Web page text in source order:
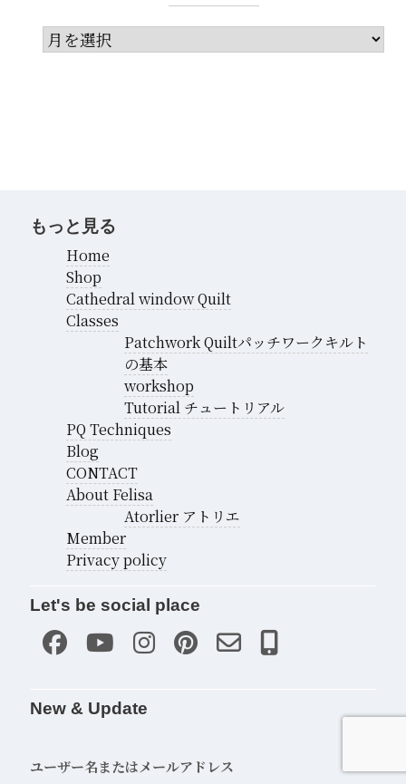
ア
ー
もっと見る
Home
Shop
Cathedral window Quilt
Classes
Patchwork Quiltパッチワークキルト
の基本
workshop
Tutorial チュートリアル
PQ Techniques
Blog
CONTACT
About Felisa
Atorlier アトリエ
Member
Privacy policy
Let's be social place
New & Update
ユーザー名またはメールアドレス